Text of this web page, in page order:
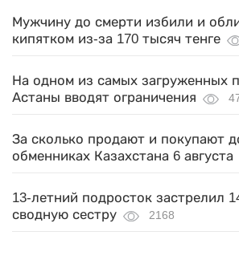
Мужчину до смерти избили и
кипятком из-за 170 тысяч тенге
На одном из самых загруженных
Астаны вводят ограничения
За сколько продают и покупают
обменниках Казахстана 6 августа
13-летний подросток застрелил
сводную сестру
2168